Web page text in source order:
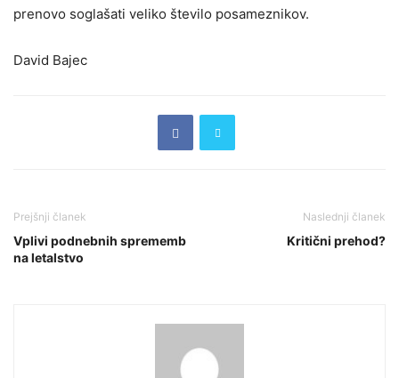
prenovo soglašati veliko število posameznikov.
David Bajec
Prejšnji članek
Vplivi podnebnih sprememb
na letalstvo
Naslednji članek
Kritični prehod?